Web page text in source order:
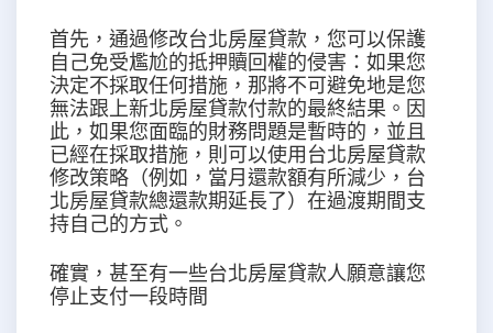
首先，通過修改台北房屋貸款，您可以保護
自己免受尷尬的抵押贖回權的侵害：如果您
決定不採取任何措施，那將不可避免地是您
無法跟上新北房屋貸款付款的最終結果。因
此，如果您面臨的財務問題是暫時的，並且
已經在採取措施，則可以使用台北房屋貸款
修改策略（例如，當月還款額有所減少，台
北房屋貸款總還款期延長了）在過渡期間支
持自己的方式。
確實，甚至有一些台北房屋貸款人願意讓您
停止支付一段時間